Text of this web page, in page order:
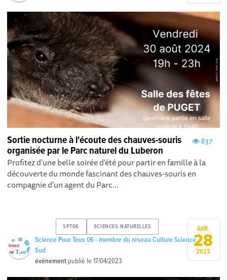
837
Sortie nocturne à l'écoute des chauves-souris
organisée par le Parc naturel du Luberon
Profitez d'une belle soirée d'été pour partir en famille à la
découverte du monde fascinant des chauves-souris en
compagnie d'un agent du Parc...
SPT06 SCIENCES-NATURELLES
Science Pour Tous 06 - membre du réseau Culture Science
Sud
événement publié le17/04/2023
AVR.
28
2023